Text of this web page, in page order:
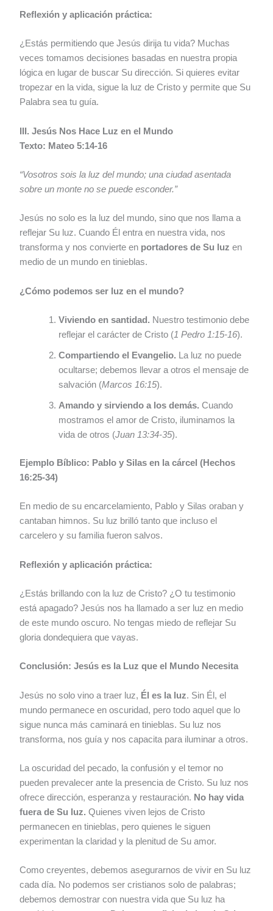
Reflexión y aplicación práctica:
¿Estás permitiendo que Jesús dirija tu vida? Muchas
veces tomamos decisiones basadas en nuestra propia
lógica en lugar de buscar Su dirección. Si quieres evitar
tropezar en la vida, sigue la luz de Cristo y permite que Su
Palabra sea tu guía.
III. Jesús Nos Hace Luz en el Mundo
Texto: Mateo 5:14-16
“Vosotros sois la luz del mundo; una ciudad asentada
sobre un monte no se puede esconder.”
Jesús no solo es la luz del mundo, sino que nos llama a
reflejar Su luz. Cuando Él entra en nuestra vida, nos
transforma y nos convierte en portadores de Su luz en
medio de un mundo en tinieblas.
¿Cómo podemos ser luz en el mundo?
Viviendo en santidad. Nuestro testimonio debe
reflejar el carácter de Cristo (1 Pedro 1:15-16).
Compartiendo el Evangelio. La luz no puede
ocultarse; debemos llevar a otros el mensaje de
salvación (Marcos 16:15).
Amando y sirviendo a los demás. Cuando
mostramos el amor de Cristo, iluminamos la
vida de otros (Juan 13:34-35).
Ejemplo Bíblico: Pablo y Silas en la cárcel (Hechos
16:25-34)
En medio de su encarcelamiento, Pablo y Silas oraban y
cantaban himnos. Su luz brilló tanto que incluso el
carcelero y su familia fueron salvos.
Reflexión y aplicación práctica:
¿Estás brillando con la luz de Cristo? ¿O tu testimonio
está apagado? Jesús nos ha llamado a ser luz en medio
de este mundo oscuro. No tengas miedo de reflejar Su
gloria dondequiera que vayas.
Conclusión: Jesús es la Luz que el Mundo Necesita
Jesús no solo vino a traer luz, Él es la luz. Sin Él, el
mundo permanece en oscuridad, pero todo aquel que lo
sigue nunca más caminará en tinieblas. Su luz nos
transforma, nos guía y nos capacita para iluminar a otros.
La oscuridad del pecado, la confusión y el temor no
pueden prevalecer ante la presencia de Cristo. Su luz nos
ofrece dirección, esperanza y restauración. No hay vida
fuera de Su luz. Quienes viven lejos de Cristo
permanecen en tinieblas, pero quienes le siguen
experimentan la claridad y la plenitud de Su amor.
Como creyentes, debemos asegurarnos de vivir en Su luz
cada día. No podemos ser cristianos solo de palabras;
debemos demostrar con nuestra vida que Su luz ha